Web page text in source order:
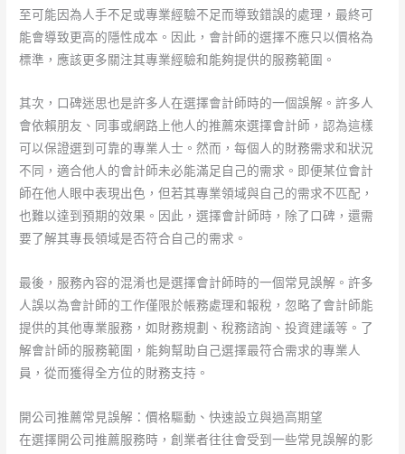
至可能因為人手不足或專業經驗不足而導致錯誤的處理，最終可
能會導致更高的隱性成本。因此，會計師的選擇不應只以價格為
標準，應該更多關注其專業經驗和能夠提供的服務範圍。
其次，口碑迷思也是許多人在選擇會計師時的一個誤解。許多人
會依賴朋友、同事或網路上他人的推薦來選擇會計師，認為這樣
可以保證選到可靠的專業人士。然而，每個人的財務需求和狀況
不同，適合他人的會計師未必能滿足自己的需求。即便某位會計
師在他人眼中表現出色，但若其專業領域與自己的需求不匹配，
也難以達到預期的效果。因此，選擇會計師時，除了口碑，還需
要了解其專長領域是否符合自己的需求。
最後，服務內容的混淆也是選擇會計師時的一個常見誤解。許多
人誤以為會計師的工作僅限於帳務處理和報稅，忽略了會計師能
提供的其他專業服務，如財務規劃、稅務諮詢、投資建議等。了
解會計師的服務範圍，能夠幫助自己選擇最符合需求的專業人
員，從而獲得全方位的財務支持。
開公司推薦常見誤解：價格驅動、快速設立與過高期望
在選擇開公司推薦服務時，創業者往往會受到一些常見誤解的影